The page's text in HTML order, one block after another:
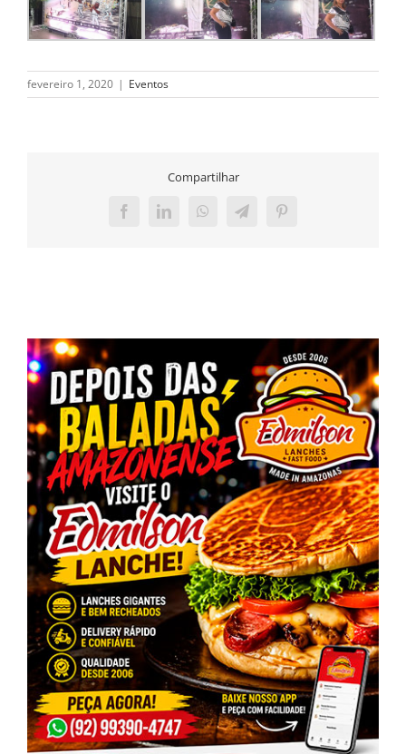
fevereiro 1, 2020 | Eventos
Compartilhar
FacebookLinkedInWhatsAppTelegramPinterest